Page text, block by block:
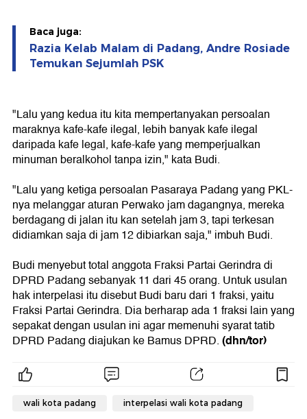
Baca juga:
Razia Kelab Malam di Padang, Andre Rosiade
Temukan Sejumlah PSK
"Lalu yang kedua itu kita mempertanyakan persoalan
maraknya kafe-kafe ilegal, lebih banyak kafe ilegal
daripada kafe legal, kafe-kafe yang memperjualkan
minuman beralkohol tanpa izin," kata Budi.
"Lalu yang ketiga persoalan Pasaraya Padang yang PKL-
nya melanggar aturan Perwako jam dagangnya, mereka
berdagang di jalan itu kan setelah jam 3, tapi terkesan
didiamkan saja di jam 12 dibiarkan saja," imbuh Budi.
Budi menyebut total anggota Fraksi Partai Gerindra di
DPRD Padang sebanyak 11 dari 45 orang. Untuk usulan
hak interpelasi itu disebut Budi baru dari 1 fraksi, yaitu
Fraksi Partai Gerindra. Dia berharap ada 1 fraksi lain yang
sepakat dengan usulan ini agar memenuhi syarat tatib
DPRD Padang diajukan ke Bamus DPRD.(dhn/tor)
wali kota padang interpelasi wali kota padang